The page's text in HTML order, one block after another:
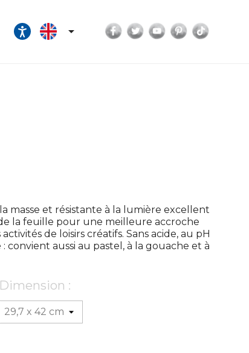
 Facebook
TwitterYouTubePinterest
masse et résistante à la lumière excellent
la feuille pour une meilleure accroche
de loisirs créatifs. Sans acide, au pH
aussi au pastel, à la gouache et à
Dimension :